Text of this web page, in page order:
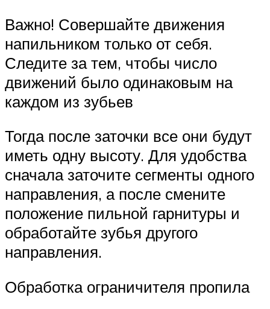
Важно! Совершайте движения
напильником только от себя.
Следите за тем, чтобы число
движений было одинаковым на
каждом из зубьев
Тогда после заточки все они будут
иметь одну высоту. Для удобства
сначала заточите сегменты одного
направления, а после смените
положение пильной гарнитуры и
обработайте зубья другого
направления.
Обработка ограничителя пропила